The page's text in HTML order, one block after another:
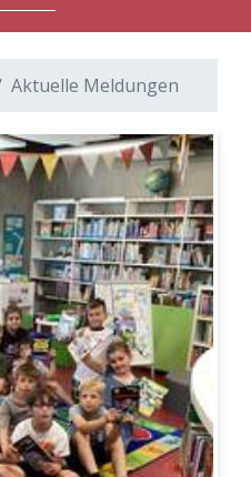
Aktuelle Meldungen